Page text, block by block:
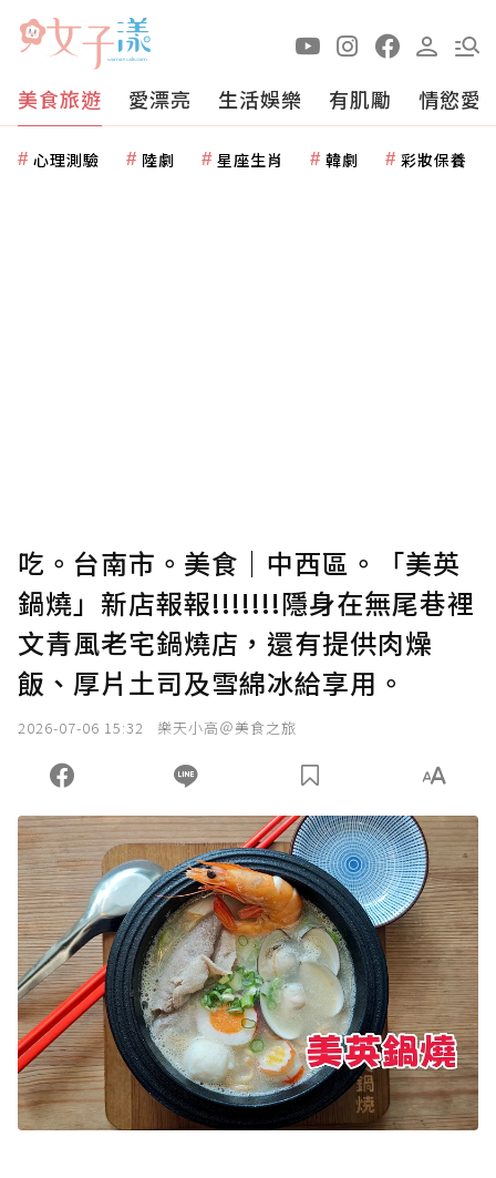
美食旅遊 愛漂亮 生活娛樂 有肌勵 情慾愛
心理測驗 陸劇 星座生肖 韓劇 彩妝保養
吃。台南市。美食｜中西區。「美英
鍋燒」新店報報!!!!!!!隱身在無尾巷裡
文青風老宅鍋燒店，還有提供肉燥
飯、厚片土司及雪綿冰給享用。
2026-07-06 15:32 樂天小高＠美食之旅